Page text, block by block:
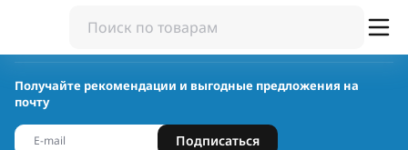
Получайте рекомендации и выгодные предложения на
почту
Подписаться